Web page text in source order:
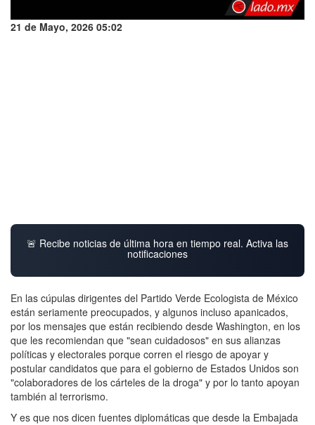
21 de Mayo, 2026 05:02
🚨 Recibe noticias de última hora en tiempo real. Activa las
notificaciones
En las cúpulas dirigentes del Partido Verde Ecologista de México
están seriamente preocupados, y algunos incluso apanicados,
por los mensajes que están recibiendo desde Washington, en los
que les recomiendan que "sean cuidadosos" en sus alianzas
políticas y electorales porque corren el riesgo de apoyar y
postular candidatos que para el gobierno de Estados Unidos son
"colaboradores de los cárteles de la droga" y por lo tanto apoyan
también al terrorismo.
Y es que nos dicen fuentes diplomáticas que desde la Embajada